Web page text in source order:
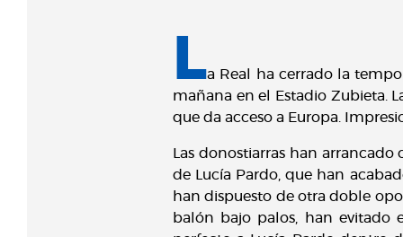
La Real ha cerrado la
mañana en el Estadio Zubieta.
que da acceso a Europa.
Las donostiarras han
de Lucía Pardo, que han
han dispuesto de otra doble
balón bajo palos, han evitado